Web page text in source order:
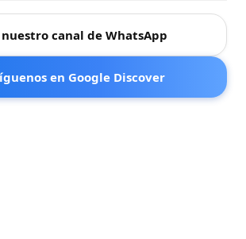
canal de WhatsApp
en Google Discover